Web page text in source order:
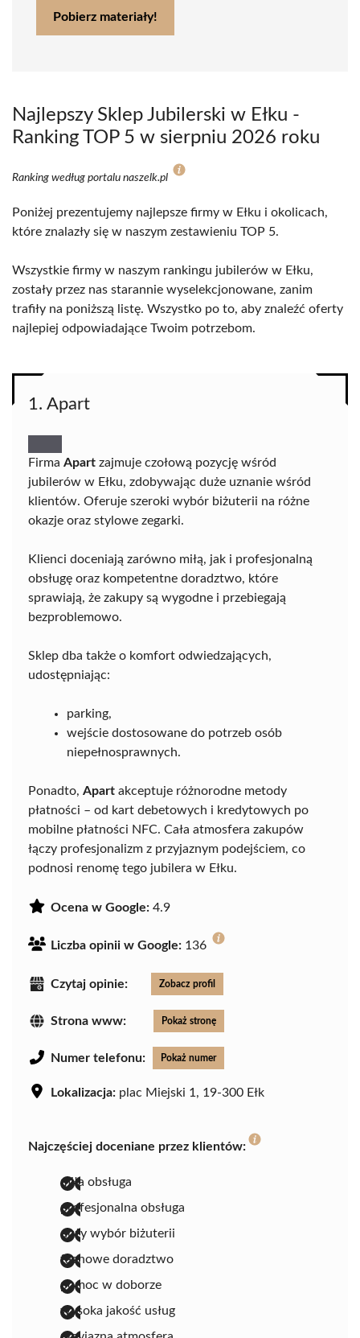
Pobierz materiały!
Najlepszy Sklep Jubilerski w Ełku -
Ranking TOP 5 w sierpniu 2026 roku
Ranking według portalu naszelk.pl
Poniżej prezentujemy najlepsze firmy w Ełku i okolicach,
które znalazły się w naszym zestawieniu TOP 5.
Wszystkie firmy w naszym rankingu jubilerów w Ełku,
zostały przez nas starannie wyselekcjonowane, zanim
trafiły na poniższą listę. Wszystko po to, aby znaleźć oferty
najlepiej odpowiadające Twoim potrzebom.
1. Apart
Firma Apart zajmuje czołową pozycję wśród
jubilerów w Ełku, zdobywając duże uznanie wśród
klientów. Oferuje szeroki wybór biżuterii na różne
okazje oraz stylowe zegarki.
Klienci doceniają zarówno miłą, jak i profesjonalną
obsługę oraz kompetentne doradztwo, które
sprawiają, że zakupy są wygodne i przebiegają
bezproblemowo.
Sklep dba także o komfort odwiedzających,
udostępniając:
parking,
wejście dostosowane do potrzeb osób
niepełnosprawnych.
Ponadto, Apart akceptuje różnorodne metody
płatności – od kart debetowych i kredytowych po
mobilne płatności NFC. Cała atmosfera zakupów
łączy profesjonalizm z przyjaznym podejściem, co
podnosi renomę tego jubilera w Ełku.
Ocena w Google: 4.9
Liczba opinii w Google: 136
Czytaj opinie: Zobacz profil
Strona www: Pokaż stronę
Numer telefonu: Pokaż numer
Lokalizacja: plac Miejski 1, 19-300 Ełk
Najczęściej doceniane przez klientów:
miła obsługa
profesjonalna obsługa
duży wybór biżuterii
fachowe doradztwo
pomoc w doborze
wysoka jakość usług